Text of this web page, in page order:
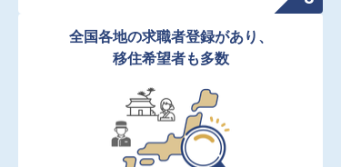
全国各地の求職者登録があり、
移住希望者も多数